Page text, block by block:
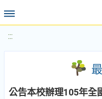
:::
公告本校辦理105年全